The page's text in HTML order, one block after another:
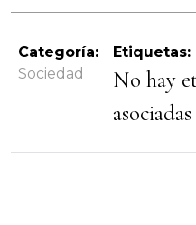
Categoría:
Sociedad
Etiquetas:
No hay